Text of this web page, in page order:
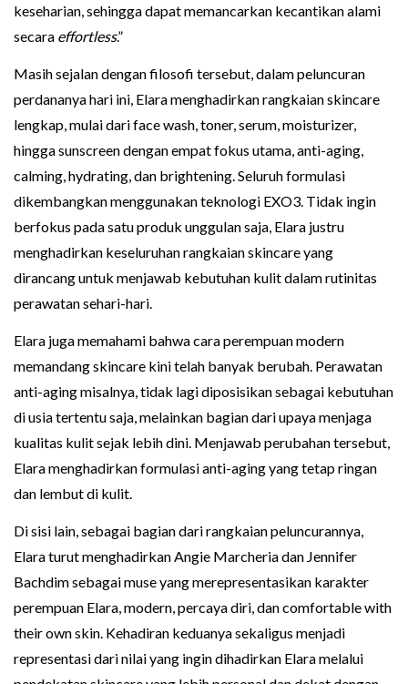
keseharian, sehingga dapat memancarkan kecantikan alami
secara effortless.”
Masih sejalan dengan filosofi tersebut, dalam peluncuran
perdananya hari ini, Elara menghadirkan rangkaian skincare
lengkap, mulai dari face wash, toner, serum, moisturizer,
hingga sunscreen dengan empat fokus utama, anti-aging,
calming, hydrating, dan brightening. Seluruh formulasi
dikembangkan menggunakan teknologi EXO3. Tidak ingin
berfokus pada satu produk unggulan saja, Elara justru
menghadirkan keseluruhan rangkaian skincare yang
dirancang untuk menjawab kebutuhan kulit dalam rutinitas
perawatan sehari-hari.
Elara juga memahami bahwa cara perempuan modern
memandang skincare kini telah banyak berubah. Perawatan
anti-aging misalnya, tidak lagi diposisikan sebagai kebutuhan
di usia tertentu saja, melainkan bagian dari upaya menjaga
kualitas kulit sejak lebih dini. Menjawab perubahan tersebut,
Elara menghadirkan formulasi anti-aging yang tetap ringan
dan lembut di kulit.
Di sisi lain, sebagai bagian dari rangkaian peluncurannya,
Elara turut menghadirkan Angie Marcheria dan Jennifer
Bachdim sebagai muse yang merepresentasikan karakter
perempuan Elara, modern, percaya diri, dan comfortable with
their own skin. Kehadiran keduanya sekaligus menjadi
representasi dari nilai yang ingin dihadirkan Elara melalui